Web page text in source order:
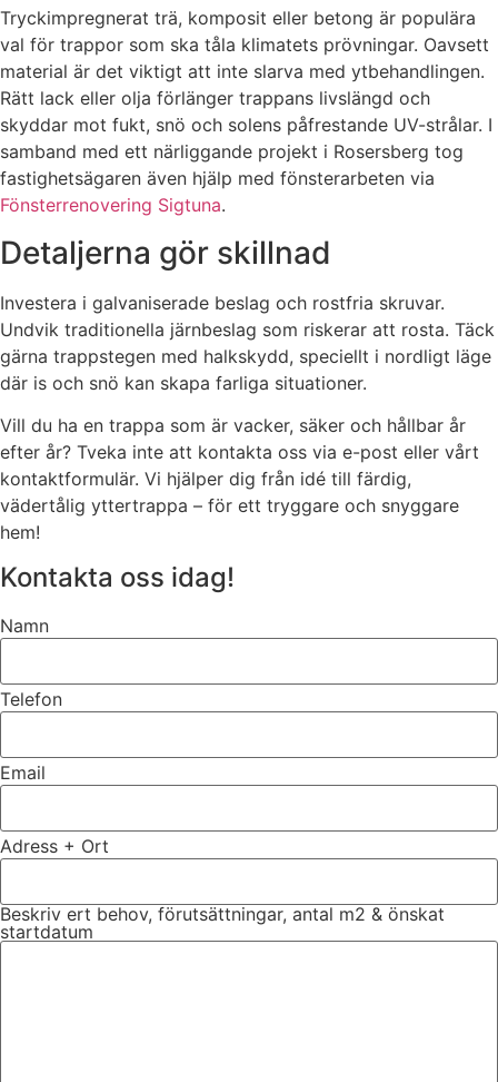
Tryckimpregnerat trä, komposit eller betong är populära
val för trappor som ska tåla klimatets prövningar. Oavsett
material är det viktigt att inte slarva med ytbehandlingen.
Rätt lack eller olja förlänger trappans livslängd och
skyddar mot fukt, snö och solens påfrestande UV-strålar. I
samband med ett närliggande projekt i Rosersberg tog
fastighetsägaren även hjälp med fönsterarbeten via
Fönsterrenovering Sigtuna.
Detaljerna gör skillnad
Investera i galvaniserade beslag och rostfria skruvar.
Undvik traditionella järnbeslag som riskerar att rosta. Täck
gärna trappstegen med halkskydd, speciellt i nordligt läge
där is och snö kan skapa farliga situationer.
Vill du ha en trappa som är vacker, säker och hållbar år
efter år? Tveka inte att kontakta oss via e-post eller vårt
kontaktformulär. Vi hjälper dig från idé till färdig,
vädertålig yttertrappa – för ett tryggare och snyggare
hem!
Kontakta oss idag!
Namn
Telefon
Email
Adress + Ort
Beskriv ert behov, förutsättningar, antal m2 & önskat
startdatum